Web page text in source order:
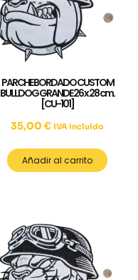
PARCHE BORDADO CUSTOM
BULLDOG GRANDE 26 x 28 cm.
[CU-101]
35,00 € IVA incluído
Añadir al carrito